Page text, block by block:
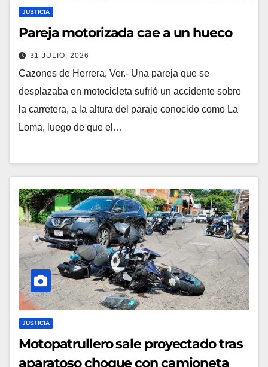
JUSTICIA
Pareja motorizada cae a un hueco
31 JULIO, 2026
Cazones de Herrera, Ver.- Una pareja que se
desplazaba en motocicleta sufrió un accidente sobre
la carretera, a la altura del paraje conocido como La
Loma, luego de que el…
JUSTICIA
Motopatrullero sale proyectado tras
aparatoso choque con camioneta